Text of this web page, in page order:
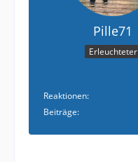
Pille71
Erleuchteter
Reaktionen
Beiträge